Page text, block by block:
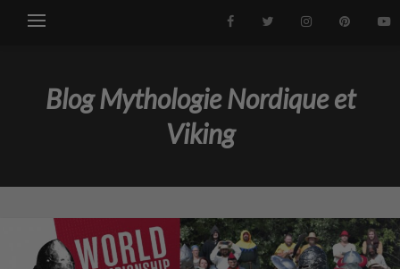
Blog Mythologie Nordique et
Viking